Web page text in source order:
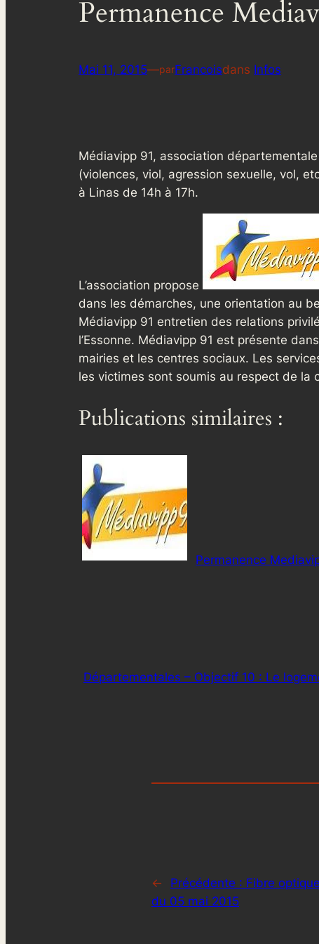
Permanence
Mai 11, 2015—parFrancoisdans Infos
Médiavipp 91, association
(violences, viol, agression sexuelle, vol,
à Linas de 14h à 17h.
L’association propose
dans les démarches, une orientation au
Médiavipp 91 entretien des relations
l’Essonne. Médiavipp 91 est présente
mairies et les centres sociaux. Les
les victimes sont soumis au respect de la
Publications similaires :
Permanence
Départementales – Objectif 10 : Le
← Précédente : Fibre
du 05 mai 2015